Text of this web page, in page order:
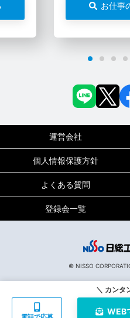
平日9:00～19:00
＼ カンタ
WEB
お仕事
運営会社
個人情報保護方針
よくある質問
登録会一覧
© NISSO